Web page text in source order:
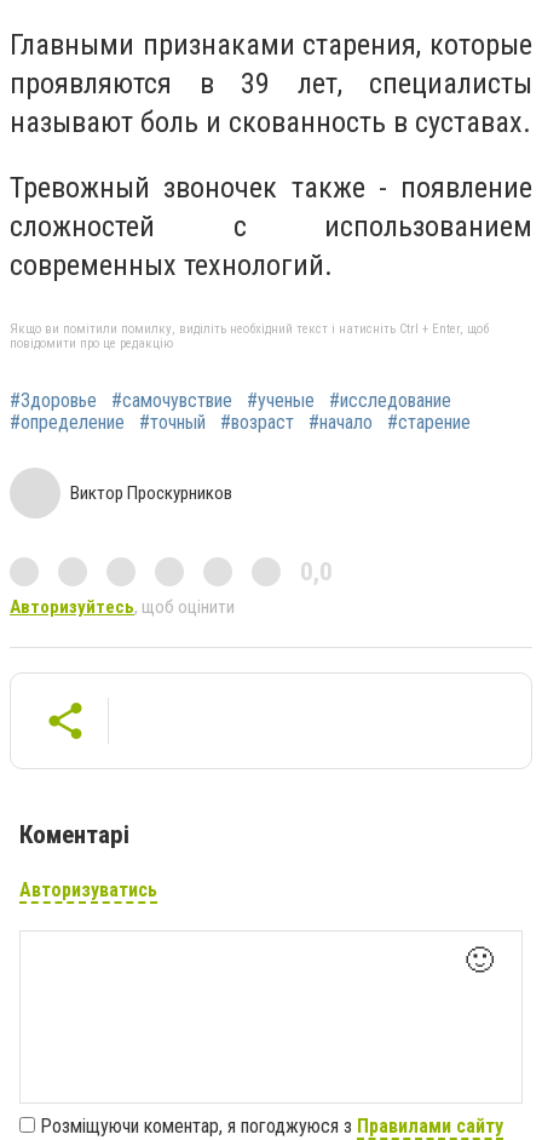
Главными признаками старения, которые
проявляются в 39 лет, специалисты
называют боль и скованность в суставах.
Тревожный звоночек также - появление
сложностей с использованием
современных технологий.
Якщо ви помітили помилку, виділіть необхідний текст і натисніть Ctrl + Enter, щоб
повідомити про це редакцію
#Здоровье #самочувствие #ученые
#исследование
#определение
#точный #возраст #начало #старение
Виктор Проскурников
0,0
Авторизуйтесь, щоб оцінити
Коментарі
Авторизуватись
🙂
Розміщуючи коментар, я погоджуюся з Правилами сайту